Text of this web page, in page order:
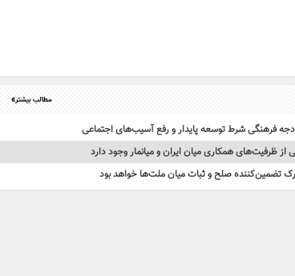
مطالب بیشتر»
فرهنگی شرط توسعه پایدار و رفع آسیب‌های اجتماعی
ظرفیت‌های همکاری میان ایران و میانمار وجود دارد
تضمین‌کننده صلح و ثبات میان ملت‌ها خواهد بود